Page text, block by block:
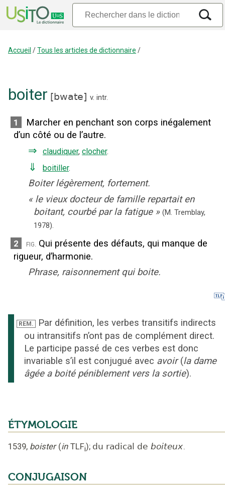
Accueil /Tous les articles de dictionnaire /
boiter [bwate] v. intr.
1
Marcher en penchant son corps inégalement
d’un côté ou de l’autre.
⇒ claudiquer, clocher.
⇓ boitiller.
Boiter légèrement, fortement.
« le vieux docteur de famille repartait en
boitant, courbé par la fatigue » (M. Tremblay,
1978).
2 fig. Qui présente des défauts, qui manque de
rigueur, d’harmonie.
Phrase, raisonnement qui boite.
REM.
Par définition, les verbes transitifs indirects
ou intransitifs n’ont pas de complément direct.
Le participe passé de ces verbes est donc
invariable s’il est conjugué avec avoir (la dame
âgée a boité péniblement vers la sortie).
ÉTYMOLOGIE
1539, boister (in TLFi); du radical de boiteux.
CONJUGAISON